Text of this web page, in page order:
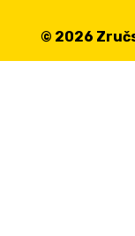
© 2026